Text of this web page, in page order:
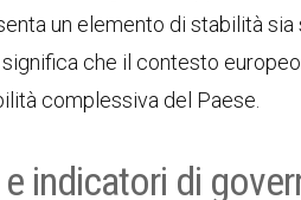
un elemento di stabilità sia
che il contesto
complessiva del Paese.
indicatori di